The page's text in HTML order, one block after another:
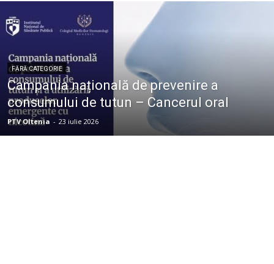
FĂRĂ CATEGORIE
Campania națională de prevenire a
consumului de tutun – Cancerul oral
PTV Oltenia - 23 iulie 2026